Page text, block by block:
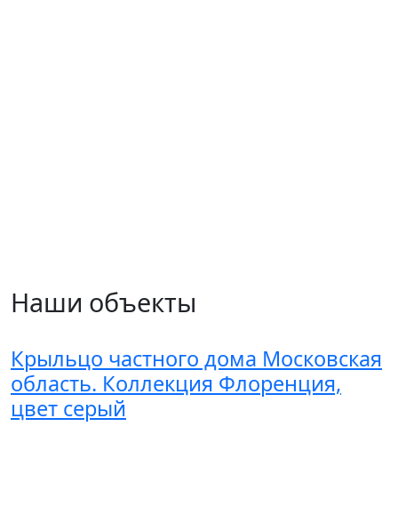
Наши объекты
Крыльцо частного дома Московская
область. Коллекция Флоренция,
цвет серый